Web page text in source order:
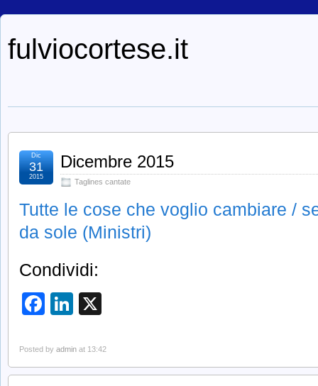
fulviocortese.it
Dicembre 2015
Taglines cantate
Dic
31
2015
Tutte le cose che voglio cambiare /
da sole (Ministri)
Condividi:
Facebook
LinkedIn
Posted by admin at 13:42